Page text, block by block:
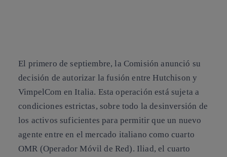
El primero de septiembre,la Comisión anunció su
decisión de autorizar la fusión entre Hutchison y
VimpelCom en Italia. Esta operación está sujeta a
condiciones estrictas, sobre todo la desinversión de
los activos suficientes para permitir que un nuevo
agente entre en el mercado italiano como cuarto
OMR (Operador Móvil de Red). Iliad, el cuarto